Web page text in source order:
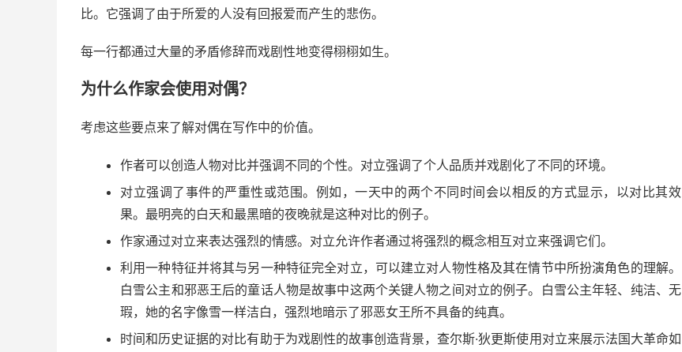
比。它强调了由于所爱的人没有回报爱而产生的悲伤。
每一行都通过大量的矛盾修辞而戏剧性地变得栩栩如生。
为什么作家会使用对偶？
考虑这些要点来了解对偶在写作中的价值。
作者可以创造人物对比并强调不同的个性。对立强调了个人品质并戏剧化了不同的环境。
对立强调了事件的严重性或范围。例如，一天中的两个不同时间会以相反的方式显示，以对比其效
果。最明亮的白天和最黑暗的夜晚就是这种对比的例子。
作家通过对立来表达强烈的情感。 对立允许作者通过将强烈的概念相互对立来强调它们。
利用一种特征并将其与另一种特征完全对立，可以建立对人物性格及其在情节中所扮演角色的理解。
白雪公主和邪恶王后的童话人物是故事中这两个关键人物之间对立的例子。白雪公主年轻、纯洁、无
瑕，她的名字像雪一样洁白，强烈地暗示了邪恶女王所不具备的纯真。
时间和历史证据的对比有助于为戏剧性的故事创造背景，查尔斯·狄更斯使用对立来展示法国大革命如